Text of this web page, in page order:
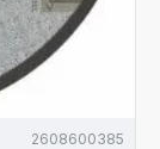
2608600385